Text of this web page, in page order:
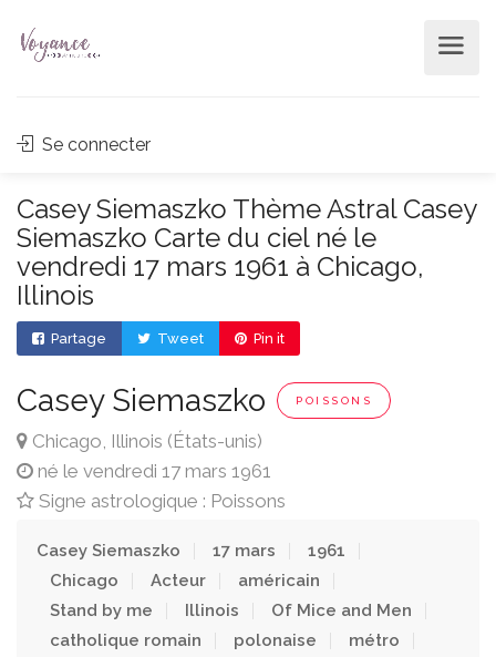
Se connecter
Casey Siemaszko Thème Astral Casey
Siemaszko Carte du ciel né le
vendredi 17 mars 1961 à Chicago,
Illinois
Partage Tweet Pin it
Casey Siemaszko POISSONS
Chicago, Illinois (États-unis)
né le vendredi 17 mars 1961
Signe astrologique : Poissons
Casey Siemaszko 17 mars
1961
Chicago
Acteur
américain
Stand by me
Illinois
Of Mice and Men
catholique romain
polonaise
métro